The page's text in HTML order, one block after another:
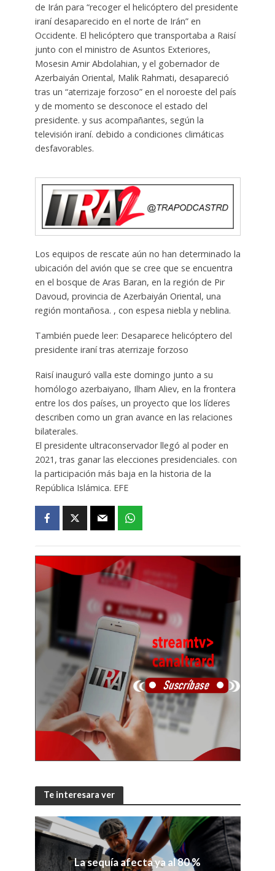
de Irán para “recoger el helicóptero del presidente
iraní desaparecido en el norte de Irán” en
Occidente. El helicóptero que transportaba a Raisí
junto con el ministro de Asuntos Exteriores,
Mosesin Amir Abdolahian, y el gobernador de
Azerbaiyán Oriental, Malik Rahmati, desapareció
tras un “aterrizaje forzoso” en el noroeste del país
y de momento se desconoce el estado del
presidente. y sus acompañantes, según la
televisión iraní. debido a condiciones climáticas
desfavorables.
Los equipos de rescate aún no han determinado la
ubicación del avión que se cree que se encuentra
en el bosque de Aras Baran, en la región de Pir
Davoud, provincia de Azerbaiyán Oriental, una
región montañosa. , con espesa niebla y neblina.
También puede leer: Desaparece helicóptero del
presidente iraní tras aterrizaje forzoso
Raisí inauguró valla este domingo junto a su
homólogo azerbaiyano, Ilham Aliev, en la frontera
entre los dos países, un proyecto que los líderes
describen como un gran avance en las relaciones
bilaterales.
El presidente ultraconservador llegó al poder en
2021, tras ganar las elecciones presidenciales. con
la participación más baja en la historia de la
República Islámica. EFE
Te interesara ver
La sequía afecta ya al 80 %